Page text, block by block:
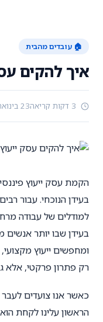
🏠 עובדים מהבית
איך להקים
23 בינואר 2025
הקמת עסק ייעוץ פיננסי
בעידן הנוכחי. עבור
למודלים של עבודה
בעידן שבו יותר אנשים
ומחפשים ייעוץ
רק פתרון פרקטי, אלא
כאשר אנו צועדים
הראשון עלינו לקחת